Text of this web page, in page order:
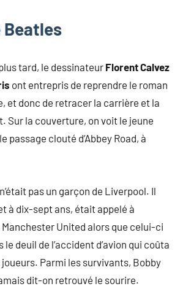
Beatles
tard, le dessinateurFlorent Calvez
ont entrepris de reprendre le roman
et donc de retracer la carrière et la
Sur la couverture, on voit le jeune
passage clouté d’Abbey Road, à
pas un garçon de Liverpool. Il
à dix-sept ans, était appelé à
United alors que celui-ci
deuil de l’accident d’avion qui coûta
joueurs. Parmi les survivants, Bobby
dit-on retrouvé le sourire.